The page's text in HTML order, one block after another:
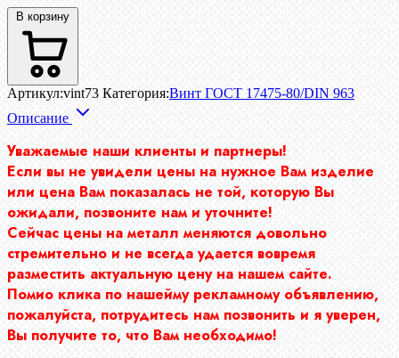
В корзину
Артикул:vint73 Категория:Винт ГОСТ 17475-80/DIN 963
Описание
Уважаемые наши клиенты и партнеры!
Если вы не увидели цены на нужное Вам изделие
или цена Вам показалась не той, которую Вы
ожидали, позвоните нам и уточните!
Сейчас цены на металл меняются довольно
стремительно и не всегда удается вовремя
разместить актуальную цену на нашем сайте.
Помио клика по нашейму рекламному объявлению,
пожалуйста, потрудитесь нам позвонить и я уверен,
Вы получите то, что Вам необходимо!